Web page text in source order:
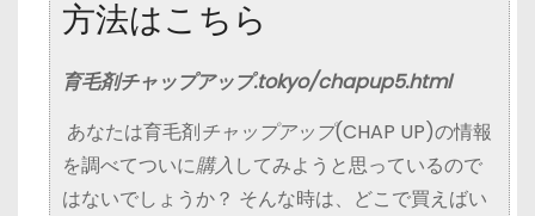
方法はこちら
育毛剤チャップアップ.tokyo/chapup5.html
あなたは育毛剤チャップアップ(CHAP UP)の情報
を調べてついに購入してみようと思っているので
はないでしょうか？ そんな時は、どこで買えばい